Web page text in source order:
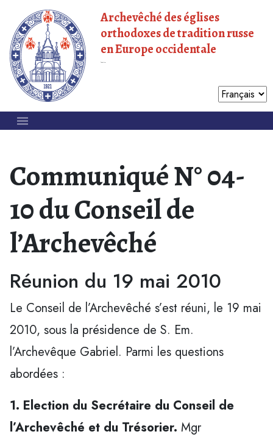
Archevêché des églises
orthodoxes de tradition russe
en Europe occidentale
Communiqué N° 04-
10 du Conseil de
l’Archevêché
Réunion du 19 mai 2010
Le Conseil de l’Archevêché s’est réuni, le 19 mai
2010, sous la présidence de S. Em.
l’Archevêque Gabriel. Parmi les questions
abordées :
1. Election du Secrétaire du Conseil de
l’Archevêché et du Trésorier. Mgr